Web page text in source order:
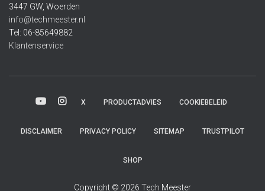
3447 GW, Woerden
info@techmeester.nl
Tel: 06-85649882
Klantenservice
X PRODUCTADVIES COOKIEBELEID
DISCLAIMER PRIVACY POLICY SITEMAP TRUSTPILOT
SHOP
Copyright © 2026 Tech Meester